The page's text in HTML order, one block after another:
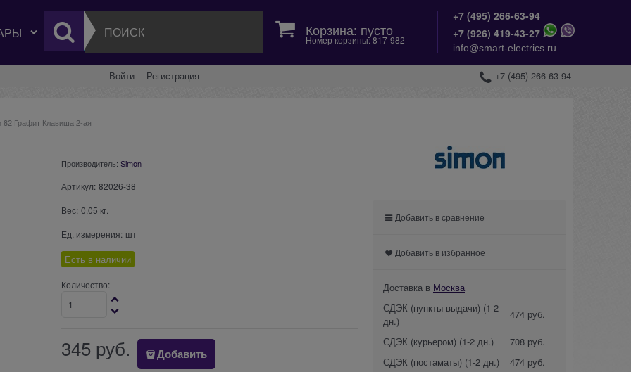
Корзина: пусто
Номер корзины: 817-982
+7 (495) 266-63-94
+7 (926) 419-43-27
info@smart-electrics.ru
Войти Регистрация +7 (495) 266-63-94
82 Графит Клавиша 2-ая
Производитель: Simon
Артикул: 82026-38
Вес: 0.05 кг.
Ед. измерения: шт
Есть в наличии
Количество:
345 руб. Добавить
Добавить в сравнение
Добавить в избранное
Доставка в Москва
СДЭК (пункты выдачи) (1-2
дн.)
474 руб.
СДЭК (курьером) (1-2 дн.)
708 руб.
СДЭК (постаматы) (1-2 дн.) 474 руб.